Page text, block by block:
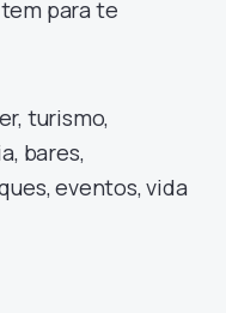
para te
turismo,
bares,
eventos, vida